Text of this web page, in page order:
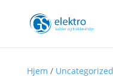
Hjem / Uncategorized